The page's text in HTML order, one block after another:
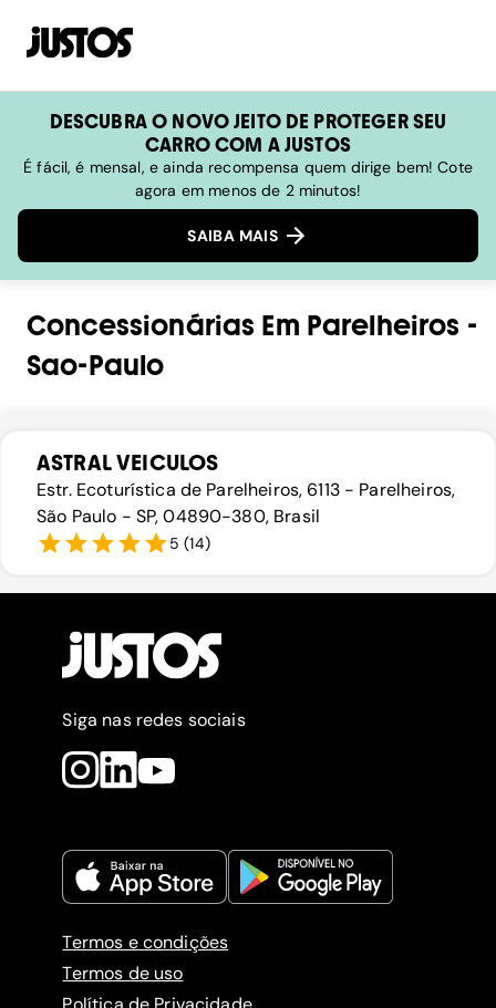
DESCUBRA O NOVO JEITO DE PROTEGER SEU
CARRO COM A JUSTOS
É fácil, é mensal, e ainda recompensa quem dirige bem! Cote
agora em menos de 2 minutos!
SAIBA MAIS
Concessionárias Em Parelheiros -
Sao-Paulo
ASTRAL VEICULOS
Estr. Ecoturística de Parelheiros, 6113 - Parelheiros,
São Paulo - SP, 04890-380, Brasil
5 (14)
Siga nas redes sociais
Termos e condições
Termos de uso